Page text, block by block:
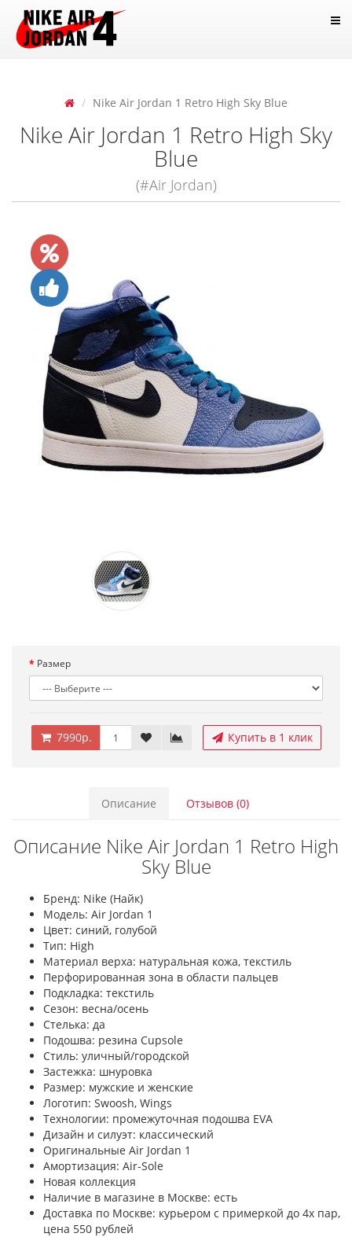
Nike Air Jordan 1 Retro High Sky Blue
Nike Air Jordan 1 Retro High Sky
Blue
(#Air Jordan)
Размер
7990р. Купить в 1 клик
Описание Отзывов (0)
Описание Nike Air Jordan 1 Retro High
Sky Blue
Бренд: Nike (Найк)
Модель: Air Jordan 1
Цвет: синий, голубой
Тип: High
Материал верха: натуральная кожа, текстиль
Перфорированная зона в области пальцев
Подкладка: текстиль
Сезон: весна/осень
Стелька: да
Подошва: резина Cupsole
Стиль: уличный/городской
Застежка: шнуровка
Размер: мужские и женские
Логотип: Swoosh, Wings
Технологии: промежуточная подошва EVA
Дизайн и силуэт: классический
Оригинальные Air Jordan 1
Амортизация: Air-Sole
Новая коллекция
Наличие в магазине в Москве: есть
Доставка по Москве: курьером с примеркой до 4х пар,
цена 550 рублей